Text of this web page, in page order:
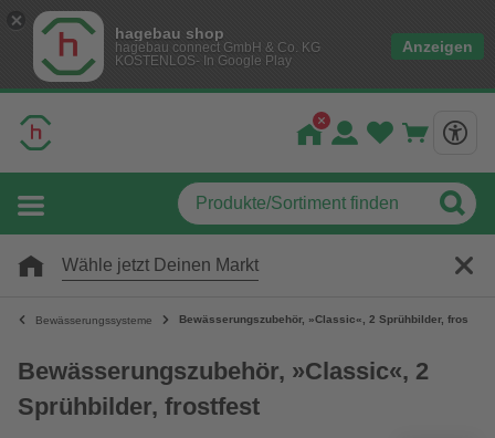
hagebau shop
hagebau connect GmbH & Co. KG
KOSTENLOS- In Google Play
Anzeigen
Wähle jetzt Deinen Markt
Bewässerungssysteme Bewässerungszubehör, »Classic«, 2 Sprühbilder, frostfest
Bewässerungszubehör, »Classic«, 2
Sprühbilder, frostfest